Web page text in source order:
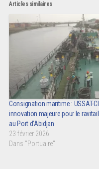
Articles similaires
Consignation maritime : USSAT-
innovation majeure pour le
au Port d’Abidjan
23 février 2026
Dans "Portuaire"